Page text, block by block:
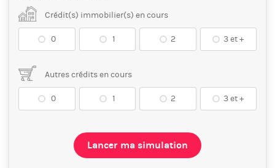
Crédit(s) immobilier(s) en cours
0 1 2 3 et +
Autres crédits en cours
0 1 2 3 et +
Lancer ma simulation